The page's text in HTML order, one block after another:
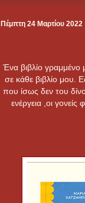
Πέμπτη 24 Μαρτίου 2022
Ένα βιβλίο
σε κάθε βιβλίο μου.
που ίσως δεν του
ενέργεια ,οι